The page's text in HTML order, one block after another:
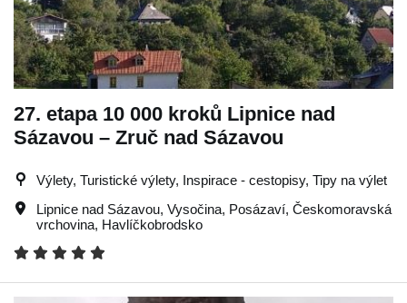
27. etapa 10 000 kroků Lipnice nad
Sázavou – Zruč nad Sázavou
Výlety, Turistické výlety, Inspirace - cestopisy, Tipy na výlet
Lipnice nad Sázavou, Vysočina, Posázaví, Českomoravská
vrchovina, Havlíčkobrodsko